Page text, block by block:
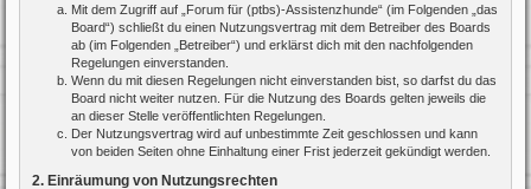
Mit dem Zugriff auf „Forum für (ptbs)-Assistenzhunde“ (im Folgenden „das
Board“) schließt du einen Nutzungsvertrag mit dem Betreiber des Boards
ab (im Folgenden „Betreiber“) und erklärst dich mit den nachfolgenden
Regelungen einverstanden.
Wenn du mit diesen Regelungen nicht einverstanden bist, so darfst du das
Board nicht weiter nutzen. Für die Nutzung des Boards gelten jeweils die
an dieser Stelle veröffentlichten Regelungen.
Der Nutzungsvertrag wird auf unbestimmte Zeit geschlossen und kann
von beiden Seiten ohne Einhaltung einer Frist jederzeit gekündigt werden.
2. Einräumung von Nutzungsrechten